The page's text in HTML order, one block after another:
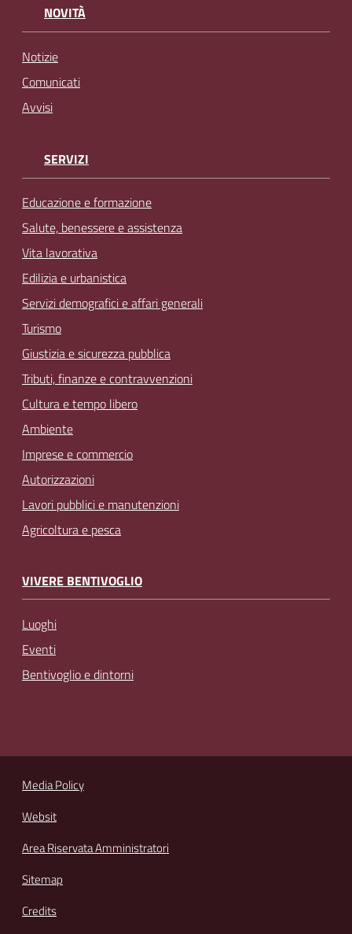
NOVITÀ
Notizie
Comunicati
Avvisi
SERVIZI
Educazione e formazione
Salute, benessere e assistenza
Vita lavorativa
Edilizia e urbanistica
Servizi demografici e affari generali
Turismo
Giustizia e sicurezza pubblica
Tributi, finanze e contravvenzioni
Cultura e tempo libero
Ambiente
Imprese e commercio
Autorizzazioni
Lavori pubblici e manutenzioni
Agricoltura e pesca
VIVERE BENTIVOGLIO
Luoghi
Eventi
Bentivoglio e dintorni
Media Policy
Websit
Area Riservata Amministratori
Sitemap
Credits